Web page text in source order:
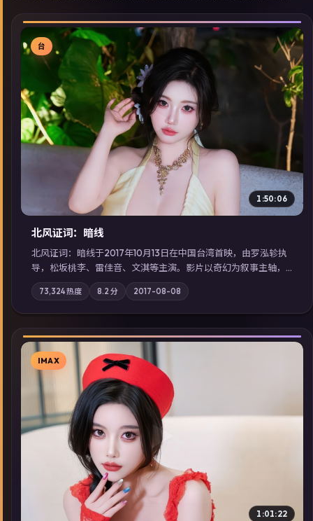
▶
台
1:50:06
北风证词：暗线
北风证词：暗线于2017年10月13日在中国台湾首映，由罗泓轸执
导，松坂桃李、雷佳音、文淇等主演。影片以奇幻为叙事主轴，
旧案重提，真相与谎言在同一条时间线上交锋；摄影与配乐强化
地域气质；站内亦可通过「国产免费观看高清电视剧在线看」延
展检索同类型高分佳作，畅享高清在线追剧体验。
73,324热度 8.2 分 2017-08-08
▶
IMAX
1:01:22